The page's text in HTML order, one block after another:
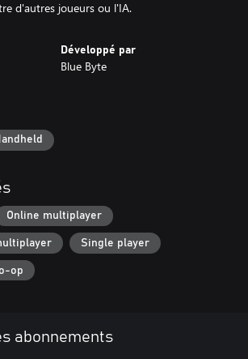
Développé par
Blue Byte
Online multiplayer
Single player
op
abonnements